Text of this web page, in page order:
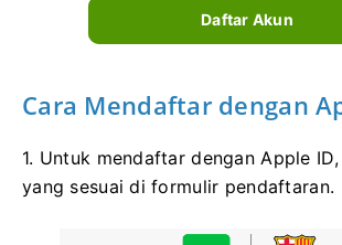
Daftar Akun
Cara Mendaftar dengan
1. Untuk mendaftar dengan Apple
yang sesuai di formulir pendaftaran.